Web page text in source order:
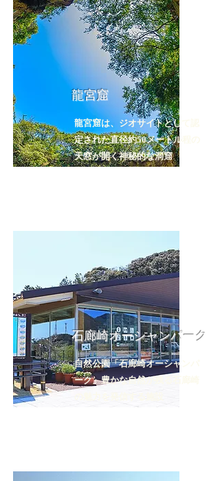
龍宮窟
龍宮窟は、ジオサイトとして認
定された直径約50メートル程の
天窓が開く神秘的な洞窟
石廊崎オーシャンパーク
自然公園「石廊崎オーシャンパ
ーク」豊かな自然が残る石廊崎